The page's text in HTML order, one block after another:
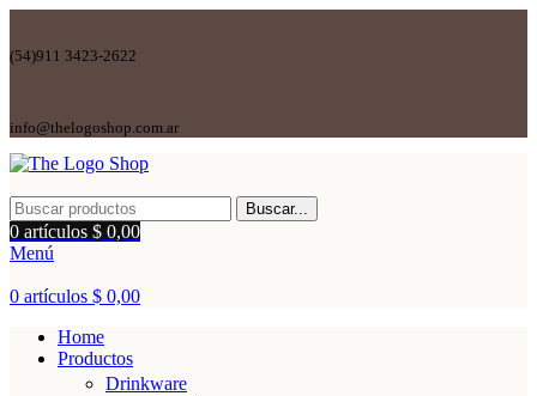
(54)911 3423-2622
info@thelogoshop.com.ar
Buscar...
0 artículos $ 0,00
Menú
0 artículos $ 0,00
Home
Productos
Drinkware